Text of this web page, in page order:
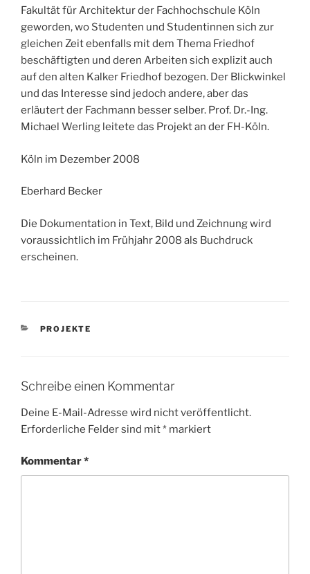
Fakultät für Architektur der Fachhochschule Köln
geworden, wo Studenten und Studentinnen sich zur
gleichen Zeit ebenfalls mit dem Thema Friedhof
beschäftigten und deren Arbeiten sich explizit auch
auf den alten Kalker Friedhof bezogen. Der Blickwinkel
und das Interesse sind jedoch andere, aber das
erläutert der Fachmann besser selber. Prof. Dr.-Ing.
Michael Werling leitete das Projekt an der FH-Köln.
Köln im Dezember 2008
Eberhard Becker
Die Dokumentation in Text, Bild und Zeichnung wird
voraussichtlich im Frühjahr 2008 als Buchdruck
erscheinen.
KATEGORIEN
PROJEKTE
Schreibe einen Kommentar
Deine E-Mail-Adresse wird nicht veröffentlicht.
Erforderliche Felder sind mit* markiert
Kommentar*